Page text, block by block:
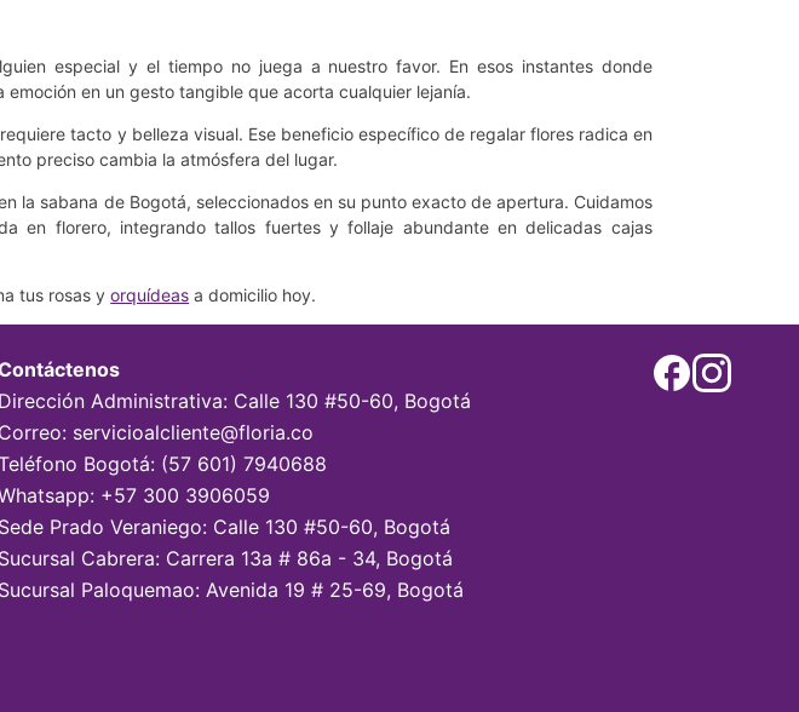
especial y el tiempo no juega a nuestro favor. En esos instantes donde
en un gesto tangible que acorta cualquier lejanía.
tacto y belleza visual. Ese beneficio específico de regalar flores radica en
preciso cambia la atmósfera del lugar.
la sabana de Bogotá, seleccionados en su punto exacto de apertura. Cuidamos
en florero, integrando tallos fuertes y follaje abundante en delicadas cajas
tus rosas yorquídeas a domicilio hoy.
Dirección Administrativa: Calle 130 #50-60, Bogotá
Correo: servicioalcliente@floria.co
Bogotá: (57 601) 7940688
+57 300 3906059
Sede Prado Veraniego: Calle 130 #50-60, Bogotá
Sucursal Cabrera: Carrera 13a # 86a - 34, Bogotá
Sucursal Paloquemao: Avenida 19 # 25-69, Bogotá